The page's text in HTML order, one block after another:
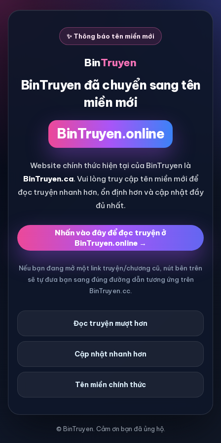
✨ Thông báo tên miền mới
BinTruyen
BinTruyen đã chuyển sang tên
miền mới
BinTruyen.online
Website chính thức hiện tại của BinTruyen là
BinTruyen.ca. Vui lòng truy cập tên miền mới để
đọc truyện nhanh hơn, ổn định hơn và cập nhật đầy
đủ nhất.
Nhấn vào đây để đọc truyện ở
BinTruyen.online →
Nếu bạn đang mở một link truyện/chương cũ, nút bên trên
sẽ tự đưa bạn sang đúng đường dẫn tương ứng trên
BinTruyen.cc.
Đọc truyện mượt hơn
Cập nhật nhanh hơn
Tên miền chính thức
© BinTruyen. Cảm ơn bạn đã ủng hộ.